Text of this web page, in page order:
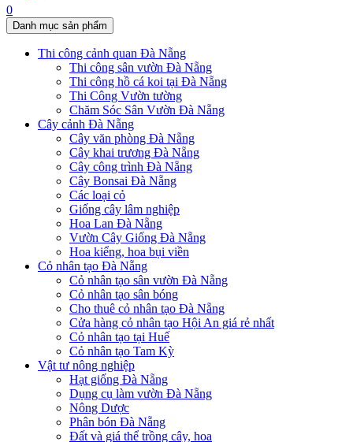
0
Danh mục sản phẩm
Thi công cảnh quan Đà Nẵng
Thi công sân vườn Đà Nẵng
Thi công hồ cá koi tại Đà Nẵng
Thi Công Vườn tường
Chăm Sóc Sân Vườn Đà Nẵng
Cây cảnh Đà Nẵng
Cây văn phòng Đà Nẵng
Cây khai trương Đà Nẵng
Cây công trình Đà Nẵng
Cây Bonsai Đà Nẵng
Các loại cỏ
Giống cây lâm nghiệp
Hoa Lan Đà Nẵng
Vườn Cây Giống Đà Nẵng
Hoa kiểng, hoa bụi viền
Cỏ nhân tạo Đà Nẵng
Cỏ nhân tạo sân vườn Đà Nẵng
Cỏ nhân tạo sân bóng
Cho thuê cỏ nhân tạo Đà Nẵng
Cửa hàng cỏ nhân tạo Hội An giá rẻ nhất
Cỏ nhân tạo tại Huế
Cỏ nhân tạo Tam Kỳ
Vật tư nông nghiệp
Hạt giống Đà Nẵng
Dụng cụ làm vườn Đà Nẵng
Nông Dược
Phân bón Đà Nẵng
Đất và giá thể trồng cây, hoa